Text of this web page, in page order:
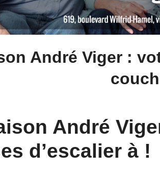
André Viger :
André
d’escalier à !